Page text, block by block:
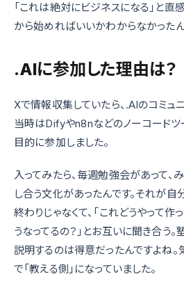
「これは絶対にビジネスになる」と直
から始めればいいかわからなかったん
.AIに参加した理由は？
Xで情報収集していたら、.AIのコミュ
当時はDifyやn8nなどのノーコードツ
目的に参加しました。
入ってみたら、毎週勉強会があって、
し合う文化があったんです。それが自
終わりじゃなくて、「これどうやって作
うなってるの？」とお互いに聞き合う。
説明するのは得意だったんですよね。
で「教える側」になっていました。